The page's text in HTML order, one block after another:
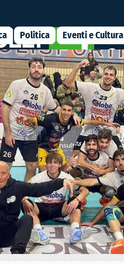
Politica Eventi e Cultura